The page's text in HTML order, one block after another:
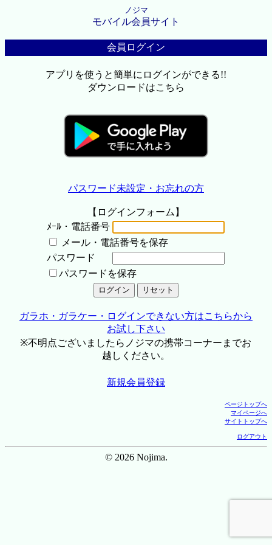
ノジマ
モバイル会員サイト
会員ログイン
アプリを使うと簡単にログインができる!!
ダウンロードはこちら
パスワード未設定・お忘れの方
【ログインフォーム】
ﾒｰﾙ・電話番号
メール・電話番号を保存
パスワード
パスワードを保存
ガラホ・ガラケー・ログインできない方はこちらから
お試し下さい
※不明点ございましたらノジマの携帯コーナーまでお
越しください。
新規会員登録
ページトップへ
マイページへ
サイトトップへ
ログアウト
© 2026 Nojima.